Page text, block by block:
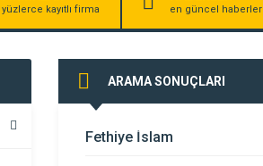
yüzlerce kayıtlı firma en güncel haberler
ARAMA SONUÇLARI
Fethiye İslam